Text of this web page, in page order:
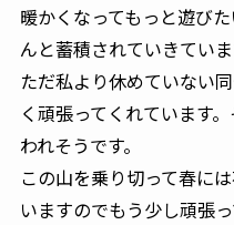
暖かくなってもっと遊び
んと蓄積されていきていま
ただ私より休めていない
く頑張ってくれています
われそうです。
この山を乗り切って春に
いますのでもう少し頑張